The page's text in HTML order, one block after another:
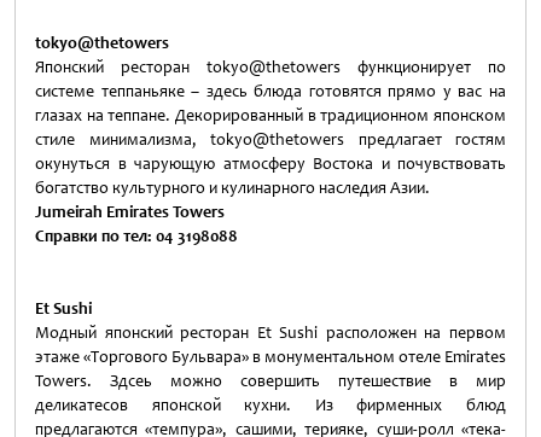
tokyo@thetowers
Японский ресторан tokyo@thetowers функционирует по
системе теппаньяке – здесь блюда готовятся прямо у вас на
глазах на теппане. Декорированный в традиционном японском
стиле минимализма, tokyo@thetowers предлагает гостям
окунуться в чарующую атмосферу Востока и почувствовать
богатство культурного и кулинарного наследия Азии.
Jumeirah Emirates Towers
Справки по тел: 04 3198088
Et Sushi
Модный японский ресторан Et Sushi расположен на первом
этаже «Торгового Бульвара» в монументальном отеле Emirates
Towers. Здсеь можно совершить путешествие в мир
деликатесов японской кухни. Из фирменных блюд
предлагаются «темпура», сашими, терияке, суши-ролл «тека-